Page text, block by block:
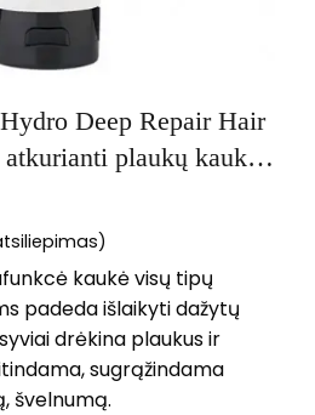
Deep Repair Hair
plaukų kaukė
kaukė visų tipų
padeda išlaikyti dažytų
drėkina plaukus ir
sugrąžindama
švelnumą.